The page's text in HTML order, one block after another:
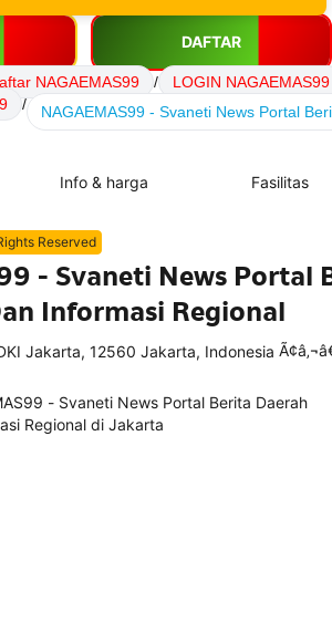
DAFTAR
NAGAEMAS99 /
LOGIN NAGAEMAS99
/ NAGAEMAS99 - Svaneti News Portal
Info & harga Fasilitas
Reserved
- Svaneti News Portal
Informasi Regional
Jakarta, 12560 Jakarta, Indonesia